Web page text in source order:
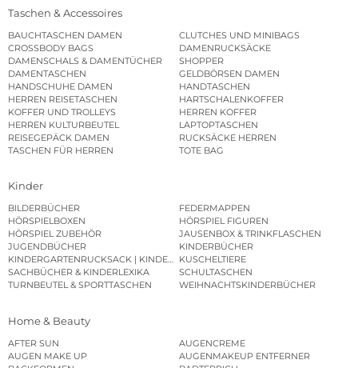
Taschen & Accessoires
BAUCHTASCHEN DAMEN
CLUTCHES UND MINIBAGS
CROSSBODY BAGS
DAMENRUCKSÄCKE
DAMENSCHALS & DAMENTÜCHER
SHOPPER
DAMENTASCHEN
GELDBÖRSEN DAMEN
HANDSCHUHE DAMEN
HANDTASCHEN
HERREN REISETASCHEN
HARTSCHALENKOFFER
KOFFER UND TROLLEYS
HERREN KOFFER
HERREN KULTURBEUTEL
LAPTOPTASCHEN
REISEGEPÄCK DAMEN
RUCKSÄCKE HERREN
TASCHEN FÜR HERREN
TOTE BAG
Kinder
BILDERBÜCHER
FEDERMAPPEN
HÖRSPIELBOXEN
HÖRSPIEL FIGUREN
HÖRSPIEL ZUBEHÖR
JAUSENBOX & TRINKFLASCHEN
JUGENDBÜCHER
KINDERBÜCHER
KINDERGARTENRUCKSACK | KINDERGARTENBEUTEL
KUSCHELTIERE
SACHBÜCHER & KINDERLEXIKA
SCHULTASCHEN
TURNBEUTEL & SPORTTASCHEN
WEIHNACHTSKINDERBÜCHER
Home & Beauty
AFTER SUN
AUGENCREME
AUGEN MAKE UP
AUGENMAKEUP ENTFERNER